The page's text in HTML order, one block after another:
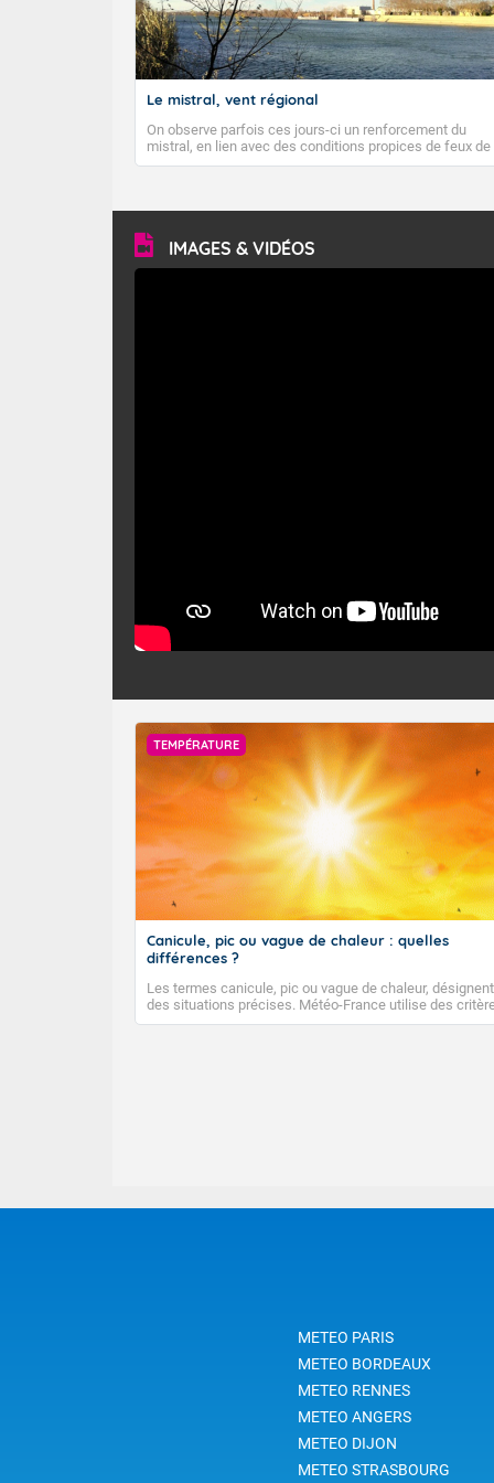
Le mistral, vent régional
On observe parfois ces jours-ci un renforcement du
mistral, en lien avec des conditions propices de feux de
forêt. Mais qu'est-ce que le mistral ? Quelles sont ses
vitesse moyenne de 50 km/h et atteindre 80 à 100 km/h
du Rhône et la Provence et envahit le littoral
méditerranéen à partir de la Camargue.
IMAGES & VIDÉOS
TEMPÉRATURE
Canicule, pic ou vague de chaleur : quelles
différences ?
Les termes canicule, pic ou vague de chaleur, désignent
des situations précises. Météo-France utilise des
climatologiques pour évaluer et qualifier les épisodes de
METEO PARIS
METEO BORDEAUX
METEO RENNES
METEO ANGERS
METEO DIJON
METEO STRASBOURG